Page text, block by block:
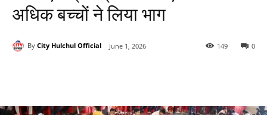
अधिक बच्चों ने लिया भाग
By City Hulchul Official June 1, 2026 0
149